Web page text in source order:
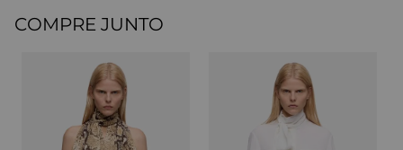
COMPRE JUNTO